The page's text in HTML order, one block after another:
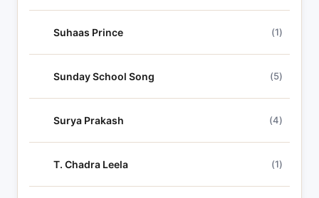
Suhaas Prince (1)
Sunday School Song (5)
Surya Prakash (4)
T. Chadra Leela (1)